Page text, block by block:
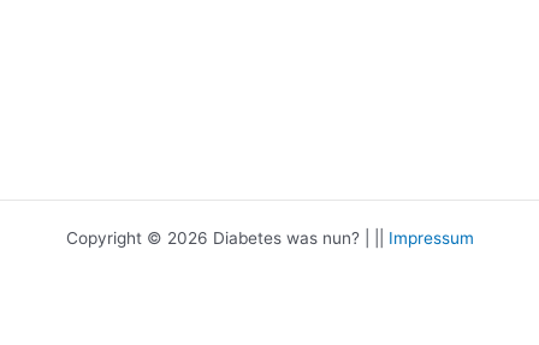
Copyright © 2026 Diabetes was nun? | || Impressum